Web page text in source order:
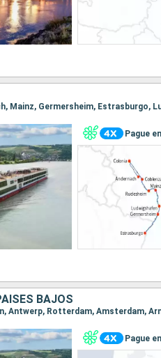
Pague
BAJOS
Antwerp, Rotterdam, Amsterdam,
Pague